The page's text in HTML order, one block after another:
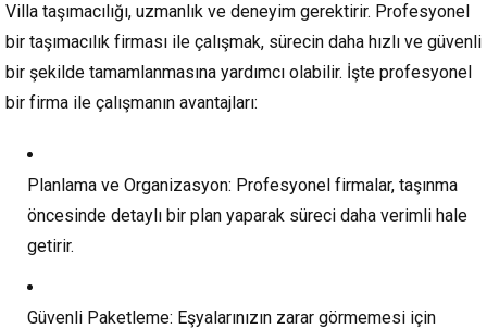
Villa taşımacılığı, uzmanlık ve deneyim gerektirir. Profesyonel
bir taşımacılık firması ile çalışmak, sürecin daha hızlı ve güvenli
bir şekilde tamamlanmasına yardımcı olabilir. İşte profesyonel
bir firma ile çalışmanın avantajları:
Planlama ve Organizasyon: Profesyonel firmalar, taşınma
öncesinde detaylı bir plan yaparak süreci daha verimli hale
getirir.
Güvenli Paketleme: Eşyalarınızın zarar görmemesi için